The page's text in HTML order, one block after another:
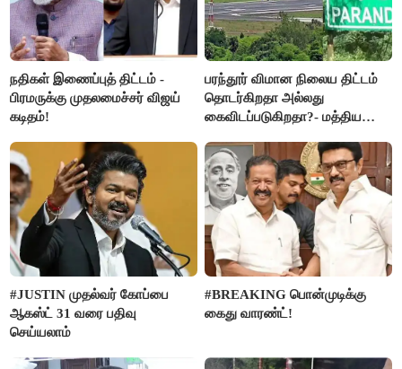
நதிகள் இணைப்புத் திட்டம் -
பிரமருக்கு முதலமைச்சர் விஜய்
கடிதம்!
பரந்தூர் விமான நிலைய திட்டம்
தொடர்கிறதா அல்லது
கைவிடப்படுகிறதா?- மத்திய
#JUSTIN முதல்வர் கோப்பை
ஆகஸ்ட் 31 வரை பதிவு
செய்யலாம்
#BREAKING பொன்முடிக்கு
கைது வாரண்ட்!